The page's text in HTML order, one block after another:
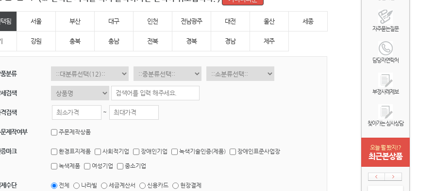
됨 서울 부산 대구 인천 전남광주 대전 울산 세종
강원 충북 충남 전북 경북 경남 제주
분류
검색
검색 ~
제작여부 주문제작상품
마크 환경표지제품 사회적기업 장애인기업 녹색기술인증(제품) 장애인표준사업장
녹색제품 여성기업 중소기업
수단 전체 나라빌 세금계산서 신용카드 현장결제
자주묻는질문
담당자연락처
부정사례제보
찾아가는 심사상담
오늘 뭘 봤지!?
최근본상품